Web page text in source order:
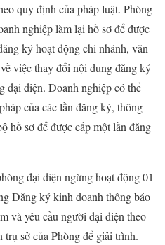
quy định của pháp luật. Phòng
nghiệp làm lại hồ sơ để được
ký hoạt động chi nhánh, văn
việc thay đổi nội dung đăng ký
đại diện. Doanh nghiệp có thể
của các lần đăng ký, thông
hồ sơ để được cấp một lần đăng
đại diện ngừng hoạt động 01
Đăng ký kinh doanh thông báo
và yêu cầu người đại diện theo
trụ sở của Phòng để giải trình.